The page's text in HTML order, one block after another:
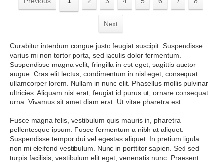
Next
Curabitur interdum congue justo feugiat suscipit. Suspendisse
varius mi non tortor porta, sed iaculis dolor fermentum.
Suspendisse magna velit, fringilla in est eget, sagittis auctor
augue. Cras elit lectus, condimentum in nisl eget, consequat
ullamcorper lorem. Nullam in nunc elit. Phasellus mollis pulvinar
ultricies. Aliquam nisl erat, feugiat id purus ut, ornare consequat
urna. Vivamus sit amet diam erat. Ut vitae pharetra est.
Fusce magna felis, vestibulum quis mauris in, pharetra
pellentesque ipsum. Fusce fermentum a nibh at aliquet.
Suspendisse tempor dui vel egestas aliquet. In pretium ligula
non mi eleifend vestibulum. Nunc in porttitor sapien. Sed sed
turpis facilisis, vestibulum elit eget, venenatis nunc. Praesent